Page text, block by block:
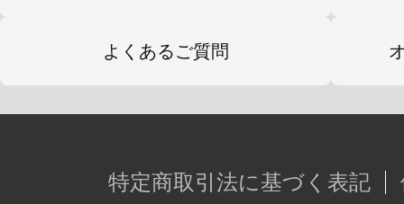
よくあるご質問
特定商取引法に基づく表記